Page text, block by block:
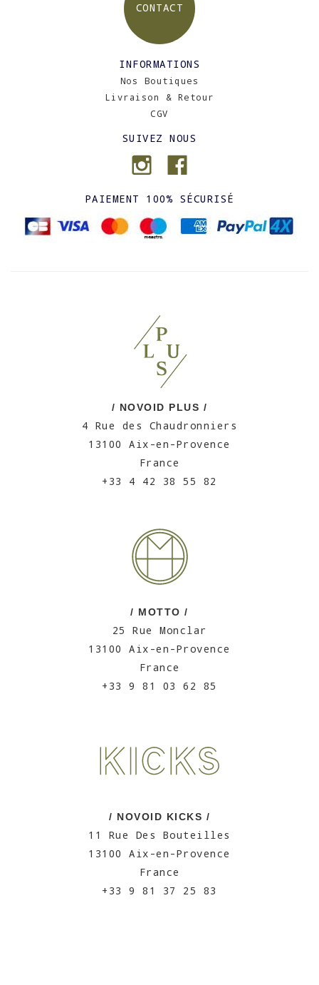
CONTACT
INFORMATIONS
Nos Boutiques
Livraison & Retour
CGV
SUIVEZ NOUS
PAIEMENT 100% SÉCURISÉ
/ NOVOID PLUS /
4 Rue des Chaudronniers
13100 Aix-en-Provence
France
+33 4 42 38 55 82
/ MOTTO /
25 Rue Monclar
13100 Aix-en-Provence
France
+33 9 81 03 62 85
/ NOVOID KICKS /
11 Rue Des Bouteilles
13100 Aix-en-Provence
France
+33 9 81 37 25 83